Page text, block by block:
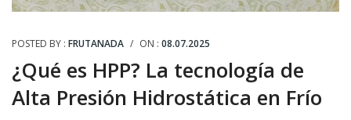
POSTED BY : FRUTANADA / ON : 08.07.2025
¿Qué es HPP? La tecnología de
Alta Presión Hidrostática en Frío